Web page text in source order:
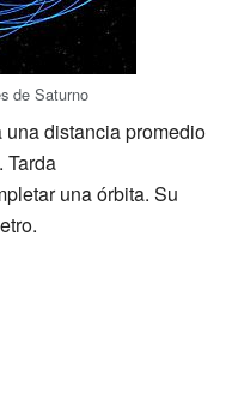
de Saturno
una distancia promedio
. Tarda
una órbita. Su